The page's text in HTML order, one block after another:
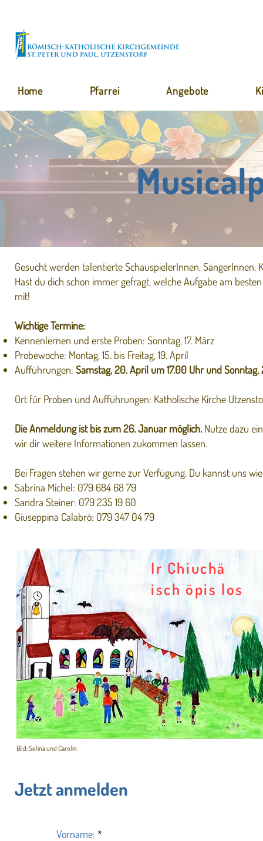
Home Pfarrei Angebote
Gesucht werden talentierte SchauspielerInnen,
Hast du dich schon immer gefragt, welche Aufgabe am
mit!
Wichtige Termine:
Kennenlernen und erste Proben: Sonntag, 17. März
Probewoche: Montag, 15. bis Freitag, 19. April
Aufführungen: Samstag, 20. April um 17.00 Uhr und Sonntag,
Ort für Proben und Aufführungen: Katholische Kirche
Die Anmeldung ist bis zum 26. Januar möglich. Nutze dazu
wir dir weitere Informationen zukommen lassen.
Bei Fragen stehen wir gerne zur Verfügung. Du kannst uns
Sabrina Michel: 079 684 68 79
Sandra Steiner: 079 235 19 60
Giuseppina Calabrò: 079 347 04 79
Ir Chiuchä
isch öpis los
Bild: Selina und Carolin
Jetzt anmelden
Vorname: